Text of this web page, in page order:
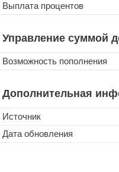
Выплата процентов
Управление суммой
Возможность пополнения
Дополнительная
Источник
Дата обновления